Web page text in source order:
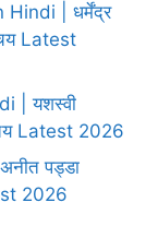
| धर्मेंद्र
Latest
| यशस्वी
Latest 2026
पड्डा
2026